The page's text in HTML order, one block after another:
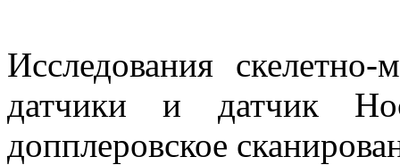
Исследования
датчики и датчик
допплеровское